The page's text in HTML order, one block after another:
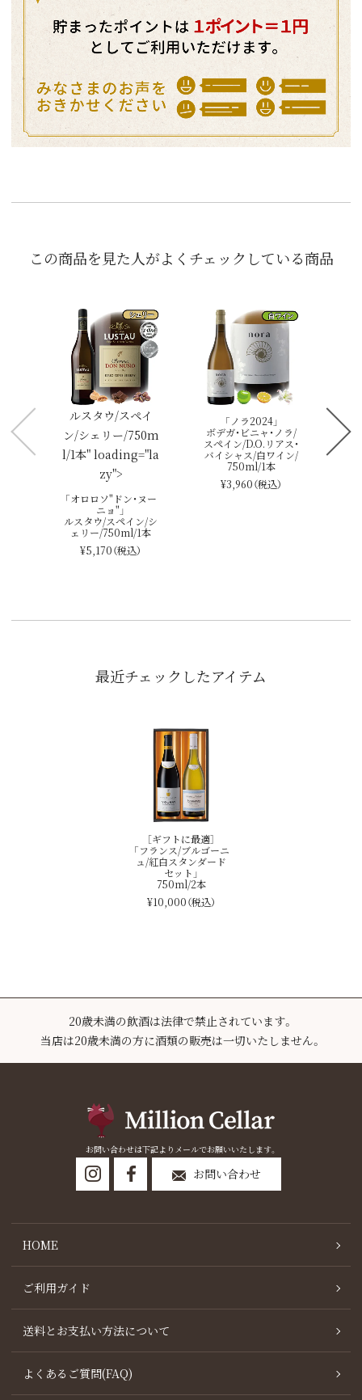
この商品を見た人がよくチェックしている商品
ルスタウ/スペイ
ン/シェリー/750m
l/1本" loading="la
zy">
「オロロソ"ドン・ヌー
ニョ"」
ルスタウ/スペイン/シ
ェリー/750ml/1本
¥5,170（税込）
「ノラ2024」
ボデガ・ビニャ・ノラ/
スペイン/D.O.リアス・
バイシャス/白ワイン/
750ml/1本
¥3,960（税込）
最近チェックしたアイテム
［ギフトに最適］
「フランス/ブルゴーニ
ュ/紅白スタンダード
セット」
750ml/2本
¥10,000（税込）
20歳未満の飲酒は法律で禁止されています。
当店は20歳未満の方に酒類の販売は一切いたしません。
お問い合わせは下記よりメールでお願いいたします。
お問い合わせ
HOME
ご利用ガイド
送料とお支払い方法について
よくあるご質問(FAQ)